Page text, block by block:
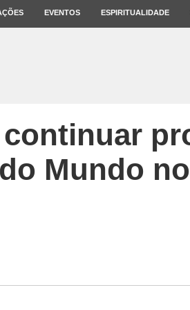
EVENTOS ESPIRITUALIDADE
Mundo